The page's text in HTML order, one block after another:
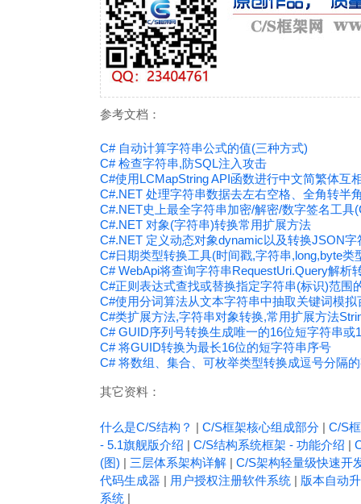
参考文档：
C# 自动计算字符串公式的值(三种方式)
C# 检查字符串,防SQL注入攻击
C#使用LCMapString API函数进行中文简繁体互
C#.NET 处理字符串数据去左右空格、全角转半
C#.NET史上最全字符串加密/解密/数字签名工具
C#.NET 对象(字符串)转换常用扩展方法
C#.NET 定义动态对象dynamic以及转换JSON字
C#日期类型转换工具(时间戳,字符串,long,byte类
C# WebApi将查询字符串RequestUri.Query解析
C#正则表达式查找或替换指定字符串(标识)范围
C#使用分词算法从文本字符串中抽取关键词模
C#类扩展方法,字符串对象转换,常用扩展方法
C# GUID序列号转换生成唯一的16位短字符串或
C# 将GUID转换为最长16位的短字符串序号
C# 将数组、集合、可枚举类型转换成逗号分隔
其它资料：
什么是C/S结构？ | C/S框架核心组成部分 | C/S
- 5.1旗舰版介绍 | C/S结构系统框架 - 功能介绍 |
(图) | 三层体系架构详解 | C/S架构轻量级快速开
代码生成器 | 用户授权注册软件系统 | 版本自动
系统 |